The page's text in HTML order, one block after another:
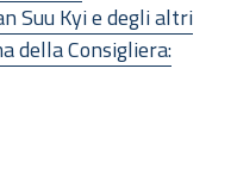
Suu Kyi e degli altri
della Consigliera: